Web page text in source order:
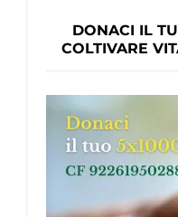
DONACI IL
COLTIVARE